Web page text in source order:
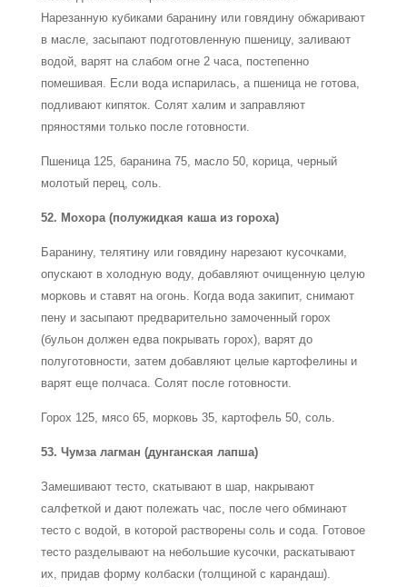
Нарезанную кубиками баранину или говядину обжаривают
в масле, засыпают подготовленную пшеницу, заливают
водой, варят на слабом огне 2 часа, постепенно
помешивая. Если вода испарилась, а пшеница не готова,
подливают кипяток. Солят халим и заправляют
пряностями только после готовности.
Пшеница 125, баранина 75, масло 50, корица, черный
молотый перец, соль.
52. Мохора (полужидкая каша из гороха)
Баранину, телятину или говядину нарезают кусочками,
опускают в холодную воду, добавляют очищенную целую
морковь и ставят на огонь. Когда вода закипит, снимают
пену и засыпают предварительно замоченный горох
(бульон должен едва покрывать горох), варят до
полуготовности, затем добавляют целые картофелины и
варят еще полчаса. Солят после готовности.
Горох 125, мясо 65, морковь 35, картофель 50, соль.
53. Чумза лагман (дунганская лапша)
Замешивают тесто, скатывают в шар, накрывают
салфеткой и дают полежать час, после чего обминают
тесто с водой, в которой растворены соль и сода. Готовое
тесто разделывают на небольшие кусочки, раскатывают
их, придав форму колбаски (толщиной с карандаш).